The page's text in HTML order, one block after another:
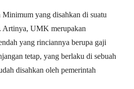
yang disahkan di suatu
Artinya, UMK merupakan
yang rinciannya berupa gaji
tetap, yang berlaku di sebuah
disahkan oleh pemerintah